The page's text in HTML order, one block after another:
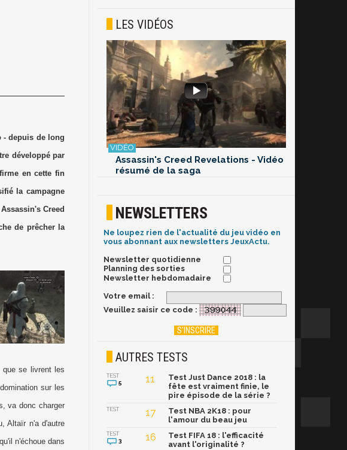
- depuis de long
développé par
en cette fin
la campagne
Creed
de prêcher la
que se livrent les
sur les
va donc charger
Altaïr n'a d'autre
n'échoue dans
LES VIDÉOS
Assassin's Creed Revelations - Vidéo
résumé de la saga
NEWSLETTERS
Ne loupez rien de l'actualité du jeu vidéo en
vous abonnant aux newsletters JeuxActu.
Newsletter quotidienne
Planning des sorties
Newsletter hebdomadaire
Votre email :
Veuillez saisir ce code :
AUTRES TESTS
TEST
5 11
Test Just Dance 2018 : la
fête est vraiment finie, le
pire épisode de la série ?
TEST 17
Test NBA 2K18 : pour
l'amour du beau jeu
TEST
3 16
Test FIFA 18 : l'efficacité
avant l'originalité ?